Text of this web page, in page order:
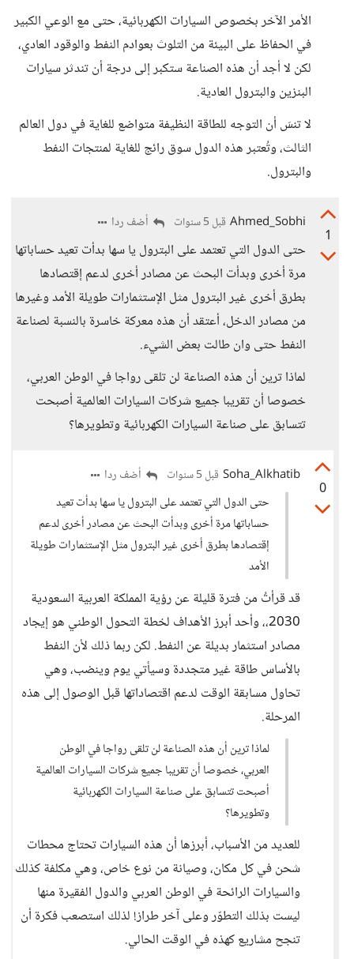
الأمر الآخر بخصوص السيارات الكهربائية، حتى مع الوعي الكبير
في الحفاظ على البيئة من التلوث بعوادم النفط والوقود العادي،
لكن لا أجد أن هذه الصناعة ستكبر إلى درجة أن تندثر سيارات
البنزين والبترول العادية.
لا تنسَ أن التوجه للطاقة النظيفة متواضع للغاية في دول العالم
الثالث، وتُعتبر هذه الدول سوق رائج للغاية لمنتجات النفط
والبترول.
1
Ahmed_Sobhi قبل 5 سنوات أضف ردا
حتى الدول التي تعتمد على البترول يا سها بدأت تعيد حساباتها
مرة أخرى وبدأت البحث عن مصادر أخرى لدعم إقتصادها
بطرق أخرى غير البترول مثل الإستثمارات طويلة الأمد وغيرها
من مصادر الدخل، أعتقد أن هذه معركة خاسرة بالنسبة لصناعة
النفط حتى وان طالت بعض الشيء.
لماذا ترين أن هذه الصناعة لن تلقى رواجا في الوطن العربي،
خصوصا أن تقريبا جميع شركات السيارات العالمية أصبحت
تتسابق على صناعة السيارات الكهربائية وتطويرها؟
0
Soha_Alkhatib قبل 5 سنوات
أضف ردا
حتى الدول التي تعتمد على البترول يا سها بدأت تعيد
حساباتها مرة أخرى وبدأت البحث عن مصادر أخرى لدعم
إقتصادها بطرق أخرى غير البترول مثل الإستثمارات طويلة
الأمد
قد قرأتُ من فترة قليلة عن رؤية المملكة العربية السعودية
2030،، وأحد أبرز الأهداف لخطة التحول الوطني هو إيجاد
مصادر استثمار بديلة عن النفط. لكن ربما ذلك لأن النفط
بالأساس طاقة غير متجددة وسيأتي يوم وينضب، وهي
تحاول مسابقة الوقت لدعم اقتصاداتها قبل الوصول إلى هذه
المرحلة.
لماذا ترين أن هذه الصناعة لن تلقى رواجا في الوطن
العربي، خصوصا أن تقريبا جميع شركات السيارات العالمية
أصبحت تتسابق على صناعة السيارات الكهربائية
وتطويرها؟
للعديد من الأسباب، أبرزها أن هذه السيارات تحتاج محطات
شحن في كل مكان، وصيانة من نوع خاص، وهي مكلفة كذلك
والسيارات الرائحة في الوطن العربي والدول الفقيرة منها
ليست بذلك التطوّر وعلى آخر طراز! لذلك استصعب فكرة أن
تنجح مشاريع كهذه في الوقت الحالي.